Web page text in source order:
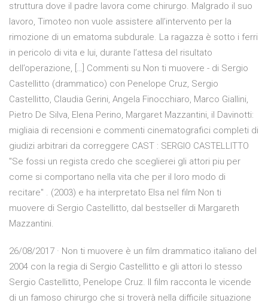
struttura dove il padre lavora come chirurgo. Malgrado il suo
lavoro, Timoteo non vuole assistere all’intervento per la
rimozione di un ematoma subdurale. La ragazza è sotto i ferri
in pericolo di vita e lui, durante l’attesa del risultato
dell’operazione, […] Commenti su Non ti muovere - di Sergio
Castellitto (drammatico) con Penelope Cruz, Sergio
Castellitto, Claudia Gerini, Angela Finocchiaro, Marco Giallini,
Pietro De Silva, Elena Perino, Margaret Mazzantini, il Davinotti:
migliaia di recensioni e commenti cinematografici completi di
giudizi arbitrari da correggere CAST : SERGIO CASTELLITTO
"Se fossi un regista credo che sceglierei gli attori piu per
come si comportano nella vita che per il loro modo di
recitare" . (2003) e ha interpretato Elsa nel film Non ti
muovere di Sergio Castellitto, dal bestseller di Margareth
Mazzantini.
26/08/2017 · Non ti muovere è un film drammatico italiano del
2004 con la regia di Sergio Castellitto e gli attori lo stesso
Sergio Castellitto, Penelope Cruz. Il film racconta le vicende
di un famoso chirurgo che si troverà nella difficile situazione